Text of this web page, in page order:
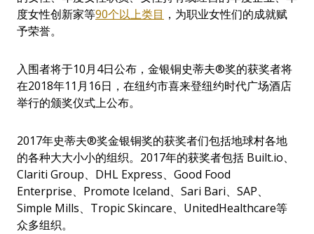
度女性创新家等90个以上类目 ，为职业女性们的成就赋
予荣誉。
入围者将于10月4日公布，金银铜史蒂夫®奖的获奖者将
在2018年11月16日，在纽约市喜来登纽约时代广场酒店
举行的颁奖仪式上公布。
2017年史蒂夫®奖金银铜奖的获奖者们包括地球村各地
的各种大大小小的组织。2017年的获奖者包括 Built.io、
Clariti Group、DHL Express、Good Food
Enterprise、Promote Iceland、Sari Bari、SAP、
Simple Mills、Tropic Skincare、UnitedHealthcare等
众多组织。